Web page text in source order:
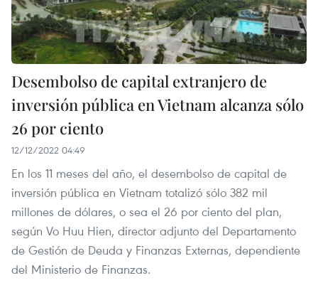
Desembolso de capital extranjero de
inversión pública en Vietnam alcanza sólo
26 por ciento
12/12/2022 04:49
En los 11 meses del año, el desembolso de capital de
inversión pública en Vietnam totalizó sólo 382 mil
millones de dólares, o sea el 26 por ciento del plan,
según Vo Huu Hien, director adjunto del Departamento
de Gestión de Deuda y Finanzas Externas, dependiente
del Ministerio de Finanzas.